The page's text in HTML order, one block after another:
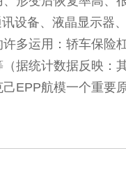
设备、液晶显示
多运用：轿车保
据统计数据反映
EPP航模一个重